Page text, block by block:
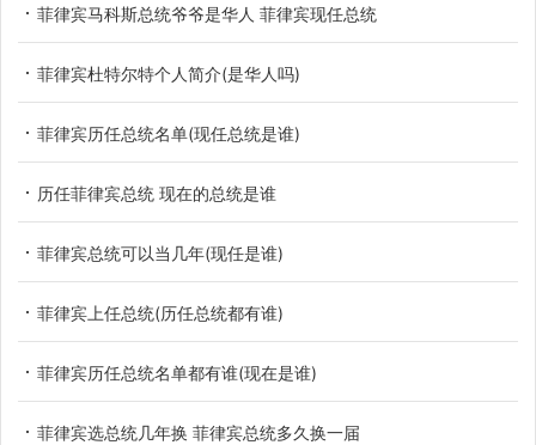
菲律宾马科斯总统爷爷是华人 菲律宾现任总统
菲律宾杜特尔特个人简介(是华人吗)
菲律宾历任总统名单(现任总统是谁)
历任菲律宾总统 现在的总统是谁
菲律宾总统可以当几年(现任是谁)
菲律宾上任总统(历任总统都有谁)
菲律宾历任总统名单都有谁(现在是谁)
菲律宾选总统几年换 菲律宾总统多久换一届